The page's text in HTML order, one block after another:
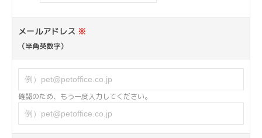
メールアドレス ※
（半角英数字）
確認のため、もう一度入力してください。